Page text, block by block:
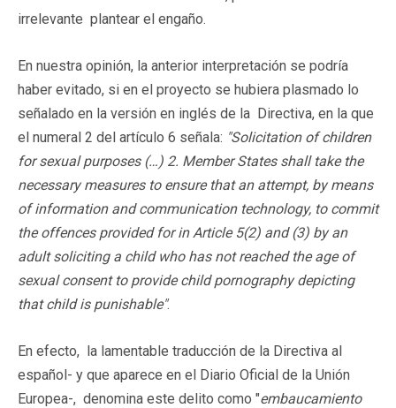
irrelevante plantear el engaño.
En nuestra opinión, la anterior interpretación se podría
haber evitado, si en el proyecto se hubiera plasmado lo
señalado en la versión en inglés de la Directiva, en la que
el numeral 2 del artículo 6 señala: "Solicitation of children
for sexual purposes (…) 2. Member States shall take the
necessary measures to ensure that an attempt, by means
of information and communication technology, to commit
the offences provided for in Article 5(2) and (3) by an
adult soliciting a child who has not reached the age of
sexual consent to provide child pornography depicting
that child is punishable".
En efecto, la lamentable traducción de la Directiva al
español- y que aparece en el Diario Oficial de la Unión
Europea-, denomina este delito como "embaucamiento